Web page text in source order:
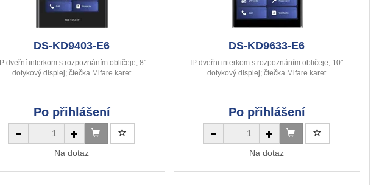
DS-KD9403-E6
IP dveřní interkom s rozpoznáním obličeje; 8"
dotykový displej; čtečka Mifare karet
Po přihlášení
Na dotaz
DS-KD9633-E6
IP dveřni interkom s rozpoznáním obličeje; 10"
dotykový displej; čtečka Mifare karet
Po přihlášení
Na dotaz